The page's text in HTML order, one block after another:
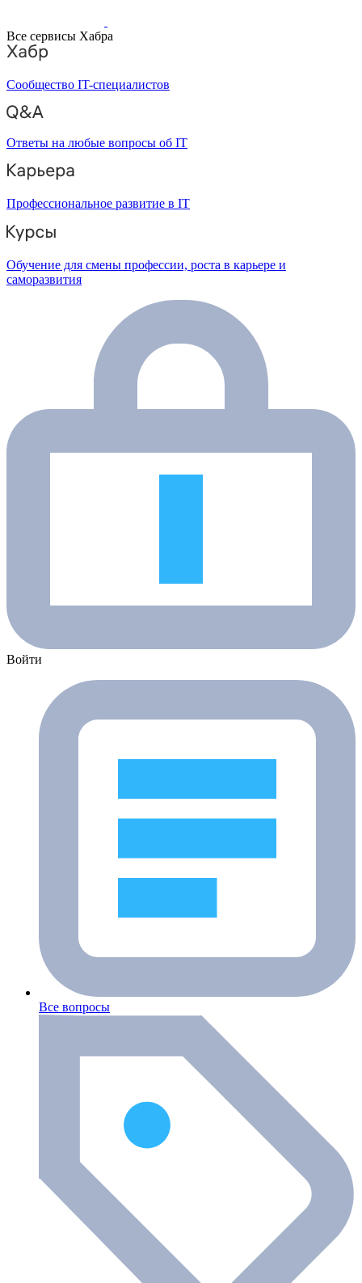
Все сервисы Хабра
Сообщество IT-специалистов
Ответы на любые вопросы об IT
Профессиональное развитие в IT
Обучение для смены профессии, роста в карьере и
саморазвития
Войти
Все вопросы